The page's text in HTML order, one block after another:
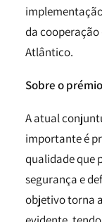
da
Atlântico.
Sobre o prémio
A atual
importante é
qualidade que
segurança e
objetivo torna